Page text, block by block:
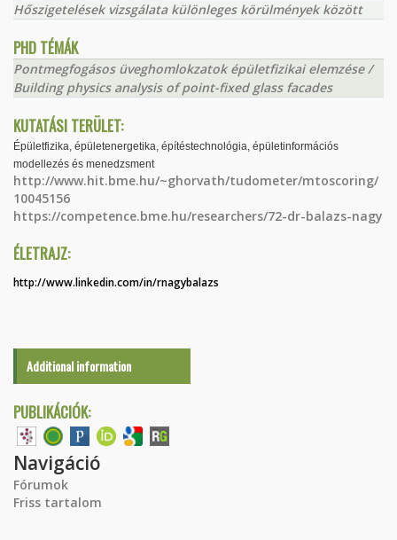
Hőszigetelések vizsgálata különleges körülmények között
PHD TÉMÁK
Pontmegfogásos üveghomlokzatok épületfizikai elemzése /
Building physics analysis of point-fixed glass facades
KUTATÁSI TERÜLET:
Épületfizika, épületenergetika, építéstechnológia, épületinformációs
modellezés és menedzsment
http://www.hit.bme.hu/~ghorvath/tudometer/mtoscoring/
10045156
https://competence.bme.hu/researchers/72-dr-balazs-nagy
ÉLETRAJZ:
http://www.linkedin.com/in/rnagybalazs
Additional information
PUBLIKÁCIÓK:
Navigáció
Fórumok
Friss tartalom